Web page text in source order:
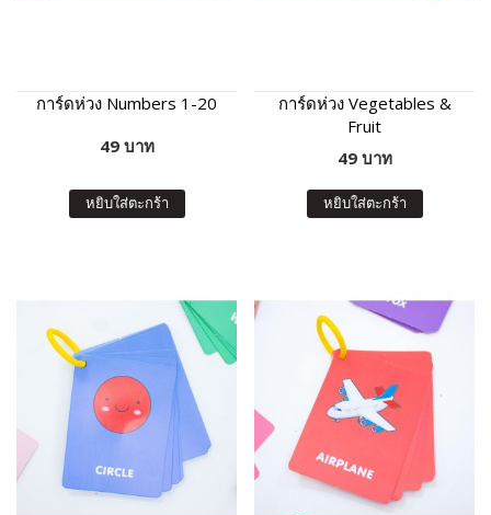
การ์ดห่วง Numbers 1-20
49 บาท
หยิบใส่ตะกร้า
การ์ดห่วง Vegetables &
Fruit
49 บาท
หยิบใส่ตะกร้า